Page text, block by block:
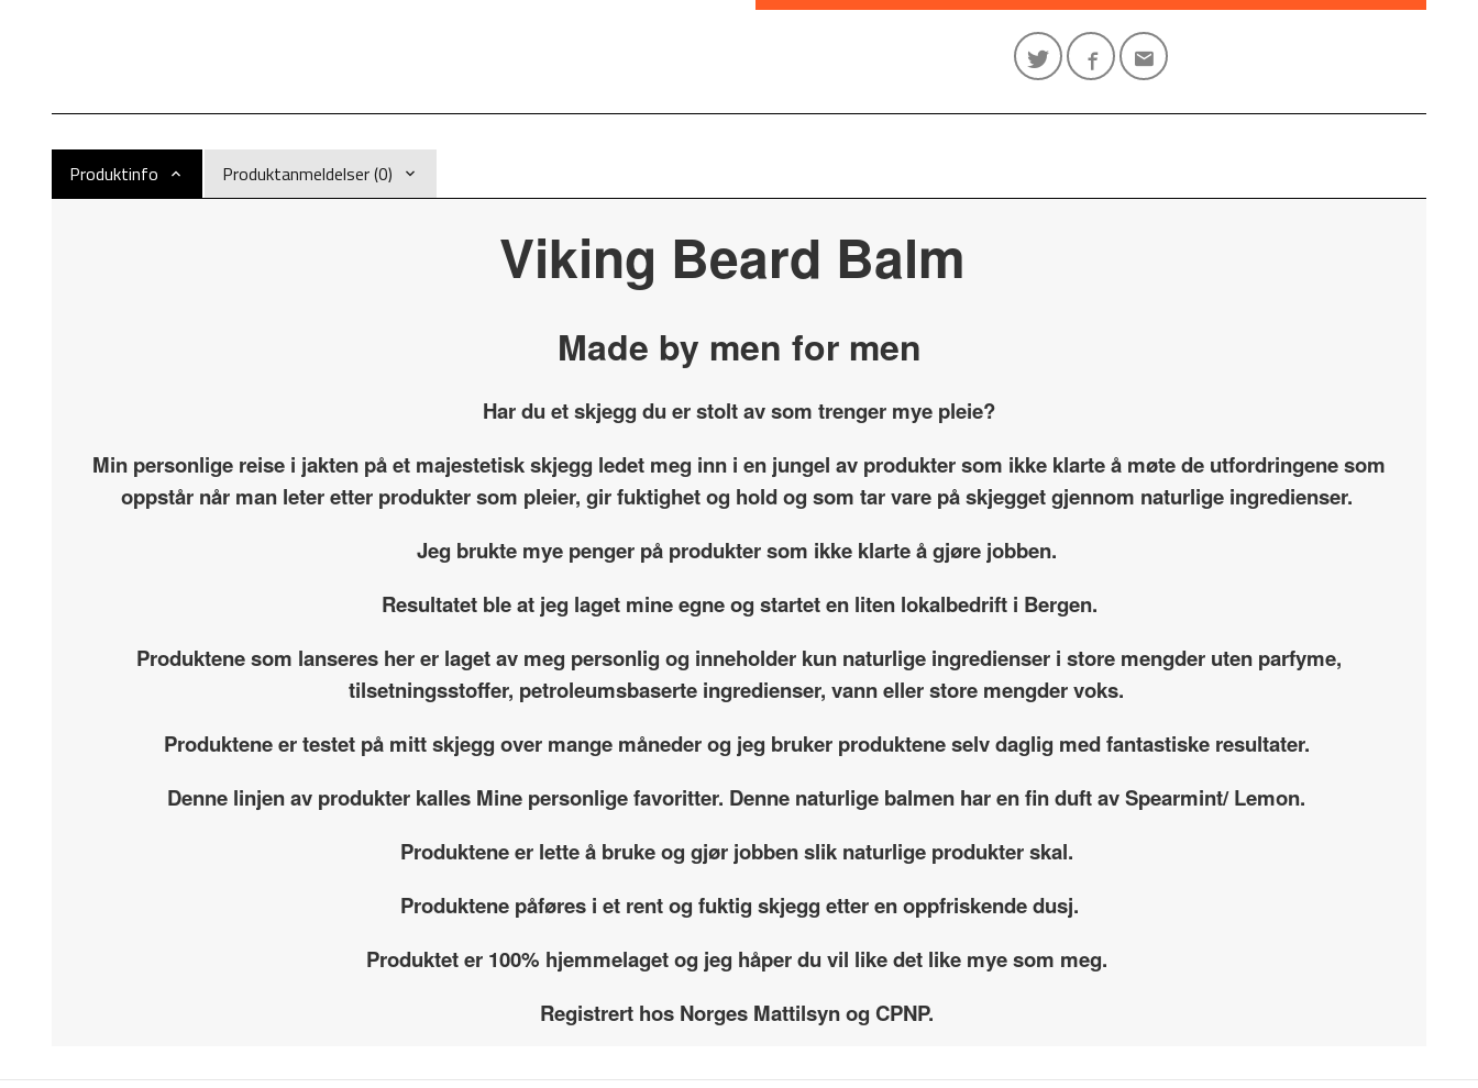
Produktinfo Produktanmeldelser (0)
Viking Beard Balm
Made by men for men
Har du et skjegg du er stolt av som trenger mye pleie?
Min personlige reise i jakten på et majestetisk skjegg ledet meg inn i en jungel av produkter som ikke klarte å møte de utfordringene som
oppstår når man leter etter produkter som pleier, gir fuktighet og hold og som tar vare på skjegget gjennom naturlige ingredienser.
Jeg brukte mye penger på produkter som ikke klarte å gjøre jobben.
Resultatet ble at jeg laget mine egne og startet en liten lokalbedrift i Bergen.
Produktene som lanseres her er laget av meg personlig og inneholder kun naturlige ingredienser i store mengder uten parfyme,
tilsetningsstoffer, petroleumsbaserte ingredienser, vann eller store mengder voks.
Produktene er testet på mitt skjegg over mange måneder og jeg bruker produktene selv daglig med fantastiske resultater.
Denne linjen av produkter kalles Mine personlige favoritter. Denne naturlige balmen har en fin duft av Spearmint/ Lemon.
Produktene er lette å bruke og gjør jobben slik naturlige produkter skal.
Produktene påføres i et rent og fuktig skjegg etter en oppfriskende dusj.
Produktet er 100% hjemmelaget og jeg håper du vil like det like mye som meg.
Registrert hos Norges Mattilsyn og CPNP.